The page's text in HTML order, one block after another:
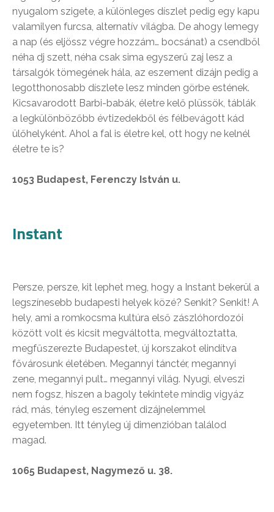
nyugalom szigete, a különleges díszlet pedig egy kapu
valamilyen furcsa, alternatív világba. De ahogy lemegy
a nap (és eljössz végre hozzám… bocsánat) a csendből
néha dj szett, néha csak sima egyszerű zaj lesz a
társalgók tömegének hála, az eszement dizájn pedig a
legotthonosabb díszlete lesz minden görbe estének.
Kicsavarodott Barbi-babák, életre kelő plüssök, táblák
a legkülönbözőbb évtizedekből és félbevágott kád
ülőhelyként. Ahol a fal is életre kel, ott hogy ne kelnél
életre te is?
1053 Budapest, Ferenczy István u.
Instant
Persze, persze, kit lephet meg, hogy a Instant bekerül a
legszínesebb budapesti helyek közé? Senkit? Senkit! A
hely, ami a romkocsma kultúra első zászlóhordozói
között volt és kicsit megváltotta, megváltoztatta,
megfűszerezte Budapestet, új korszakot elindítva
fővárosunk életében. Megannyi tánctér, megannyi
zene, megannyi pult… megannyi világ. Nyugi, elveszi
nem fogsz, hiszen a bagoly tekintete mindig vigyáz
rád, más, tényleg eszement dizájnelemmel
egyetemben. Itt tényleg új dimenzióban találod
magad.
1065 Budapest, Nagymező u. 38.